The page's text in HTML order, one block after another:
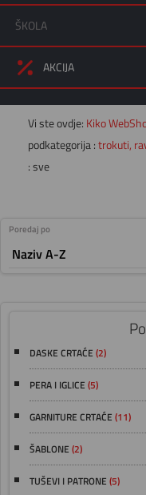
ŠKOLA
AKCIJA
Vi ste ovdje: Kiko
podkategorija : trokuti,
: sve
Poredaj po
DASKE CRTAĆE (2)
PERA I IGLICE (5)
GARNITURE CRTAĆE (11)
ŠABLONE (2)
TUŠEVI I PATRONE (5)